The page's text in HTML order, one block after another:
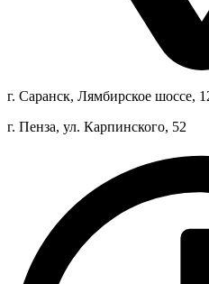
г. Саранск, Лямбирское шоссе,
г. Пенза, ул. Карпинского, 52